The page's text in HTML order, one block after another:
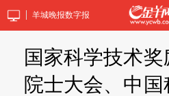
羊城晚报数字报
国家科学技术
院士大会、中